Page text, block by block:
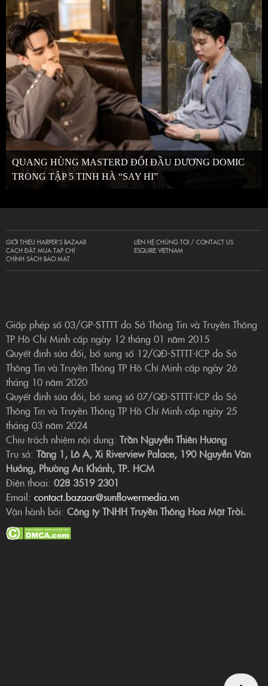
QUANG HÙNG MASTERD ĐỐI ĐẦU DƯƠNG DOMIC
TRONG TẬP 5 TINH HÀ “SAY HI”
GIỚI THIỆU HARPER’S BAZAAR
CÁCH ĐẶT MUA TẠP CHÍ
CHÍNH SÁCH BẢO MẬT
LIÊN HỆ CHÚNG TÔI / CONTACT US
ESQUIRE VIETNAM
Giấp phép số 03/GP-STTTT do Sở Thông Tin và Truyền Thông
TP Hồ Chí Minh cấp ngày 12 tháng 01 năm 2015
Quyết định sửa đổi, bổ sung số 12/QĐ-STTTT-ICP do Sở
Thông Tin và Truyền Thông TP Hồ Chí Minh cấp ngày 26
tháng 10 năm 2020
Quyết định sửa đổi, bổ sung số 07/QĐ-STTTT-ICP do Sở
Thông Tin và Truyền Thông TP Hồ Chí Minh cấp ngày 25
tháng 03 năm 2024
Chịu trách nhiệm nội dung: Trần Nguyễn Thiên Hương
Trụ sở: Tầng 1, Lô A, Xi Riverview Palace, 190 Nguyễn Văn
Hưởng, Phường An Khánh, TP. HCM
Điện thoại: 028 3519 2301
Email: contact.bazaar@sunflowermedia.vn
Vận hành bởi: Công ty TNHH Truyền Thông Hoa Mặt Trời.